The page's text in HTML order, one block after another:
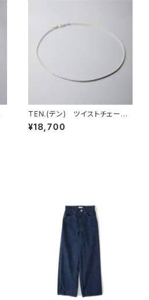
TEN.(テン) ツイストチェーン
ネックレス SV 50cm
¥18,700